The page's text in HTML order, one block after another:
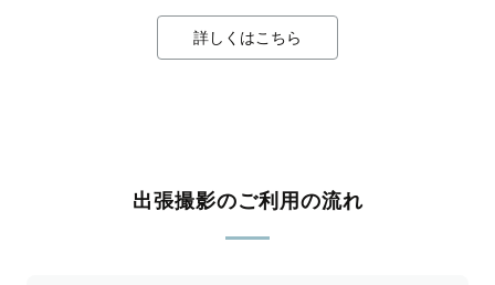
詳しくはこちら
出張撮影のご利用の流れ